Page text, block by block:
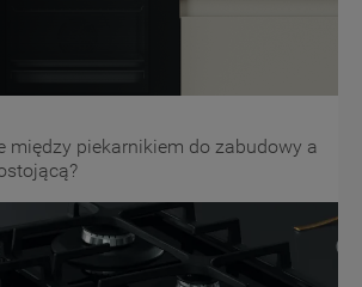
między piekarnikiem do zabudowy a